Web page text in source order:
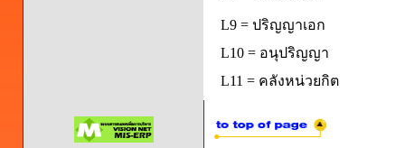
L9 = ปริญญาเอก
L10 = อนุปริญญา
L11 = คลังหน่วยกิต